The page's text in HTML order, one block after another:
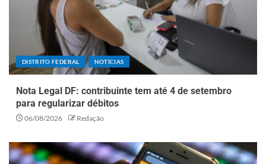
DISTRITO FEDERAL NOTÍCIAS
Nota Legal DF: contribuinte tem até 4 de setembro
para regularizar débitos
06/08/2026 Redação